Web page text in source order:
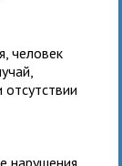
человек
нарушения